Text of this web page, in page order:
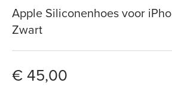
Apple Siliconenhoes voor
Zwart
€ 45,00